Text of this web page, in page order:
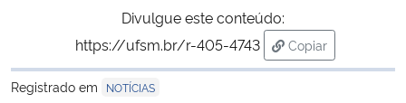
Divulgue este conteúdo:
https://ufsm.br/r-405-4743
Copiar
para área de
Registrado em
NOTÍCIAS